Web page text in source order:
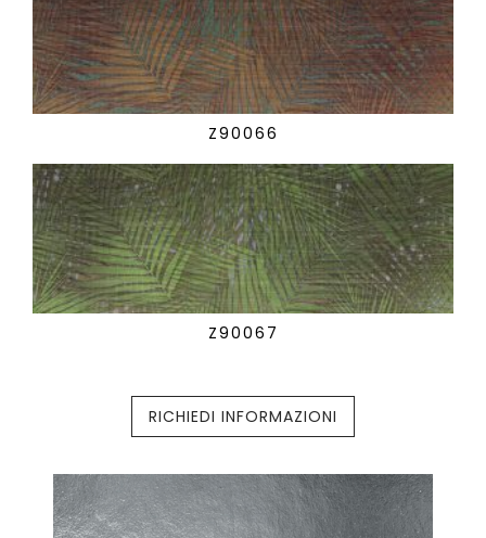
Z90066
Z90067
RICHIEDI INFORMAZIONI